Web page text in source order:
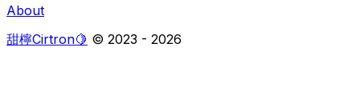
About
甜檸Cirtron🍋 © 2023 - 2026